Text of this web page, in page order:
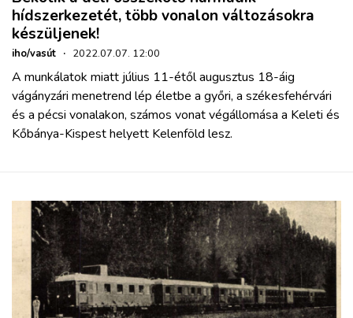
hídszerkezetét, több vonalon változásokra
készüljenek!
iho/vasút · 2022.07.07. 12:00
A munkálatok miatt július 11-étől augusztus 18-áig
vágányzári menetrend lép életbe a győri, a székesfehérvári
és a pécsi vonalakon, számos vonat végállomása a Keleti és
Kőbánya-Kispest helyett Kelenföld lesz.